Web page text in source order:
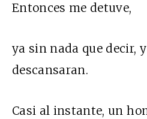
Entonces me detuve,
ya sin nada que decir,
descansaran.
Casi al instante, un